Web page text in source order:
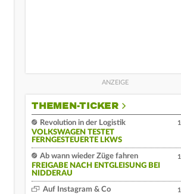
THEMEN-TICKER
Revolution in der Logistik
VOLKSWAGEN TESTET
FERNGESTEUERTE LKWS
Ab wann wieder Züge fahren
FREIGABE NACH ENTGLEISUNG BEI
NIDDERAU
Auf Instagram & Co